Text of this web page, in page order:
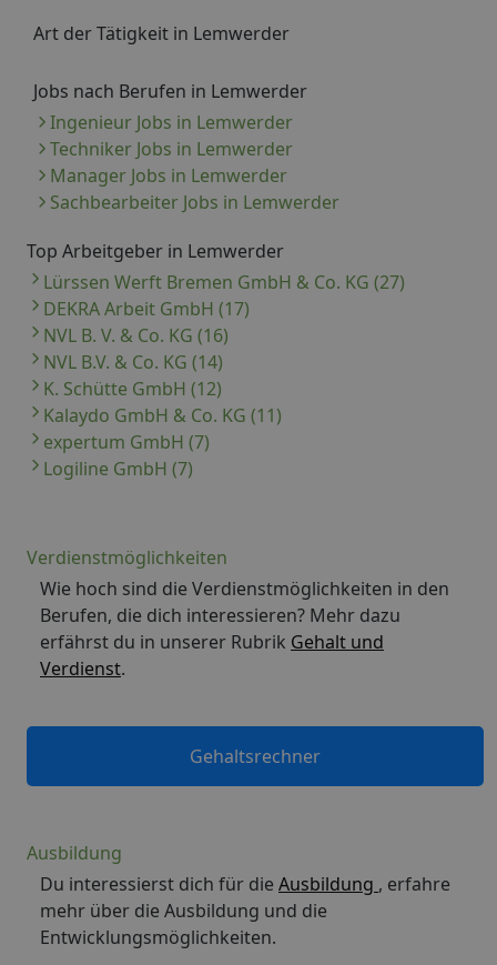
Art der Tätigkeit in Lemwerder
Jobs nach Berufen in Lemwerder
Ingenieur Jobs in Lemwerder
Techniker Jobs in Lemwerder
Manager Jobs in Lemwerder
Sachbearbeiter Jobs in Lemwerder
Top Arbeitgeber in Lemwerder
Lürssen Werft Bremen GmbH & Co. KG (27)
DEKRA Arbeit GmbH (17)
NVL B. V. & Co. KG (16)
NVL B.V. & Co. KG (14)
K. Schütte GmbH (12)
Kalaydo GmbH & Co. KG (11)
expertum GmbH (7)
Logiline GmbH (7)
Verdienstmöglichkeiten
Wie hoch sind die Verdienstmöglichkeiten in den
Berufen, die dich interessieren? Mehr dazu
erfährst du in unserer Rubrik Gehalt und
Verdienst.
Gehaltsrechner
Ausbildung
Du interessierst dich für die Ausbildung , erfahre
mehr über die Ausbildung und die
Entwicklungsmöglichkeiten.